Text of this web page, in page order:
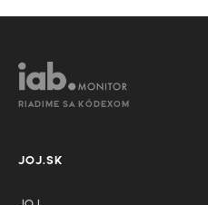
RIADIME SA KÓDEXOM
JOJ.SK